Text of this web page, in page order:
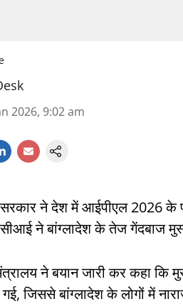
2026, 9:02 am
सरकार ने देश में आईपीएल 2026 के
ने बांग्लादेश के तेज गेंदबाज
ने बयान जारी कर कहा कि
जिससे बांग्लादेश के लोगों में